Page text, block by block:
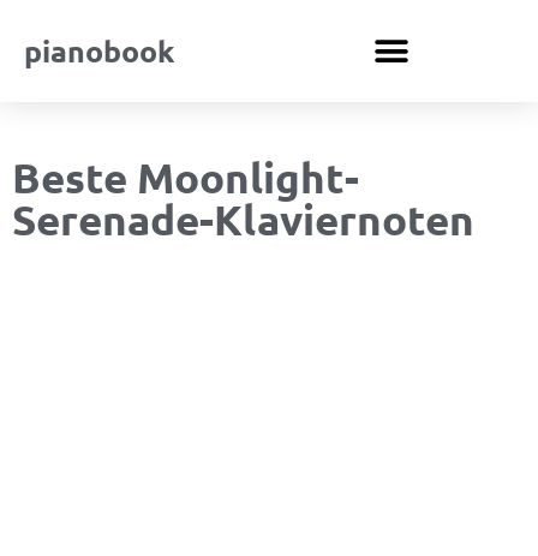
pianobook
Beste Moonlight-
Serenade-Klaviernoten